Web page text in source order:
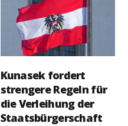
Kunasek fordert
strengere Regeln für
die Verleihung der
Staatsbürgerschaft